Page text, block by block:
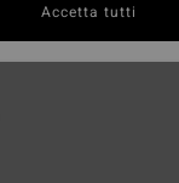
Accetta tutti